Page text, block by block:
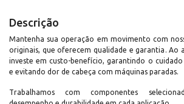
Descrição
Mantenha sua operação em movimento com
originais, que oferecem qualidade e garantia. Ao
investe em custo-benefício, garantindo o
e evitando dor de cabeça com máquinas paradas.
Trabalhamos com componentes